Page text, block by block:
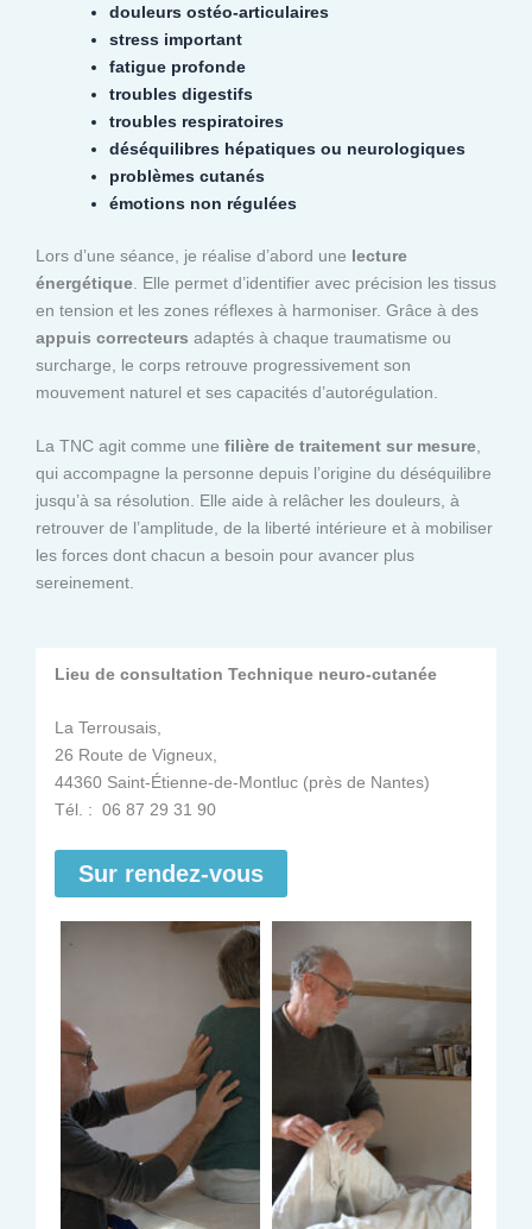
douleurs ostéo-articulaires
stress important
fatigue profonde
troubles digestifs
troubles respiratoires
déséquilibres hépatiques ou neurologiques
problèmes cutanés
émotions non régulées
Lors d’une séance, je réalise d’abord une lecture
énergétique . Elle permet d’identifier avec précision les tissus
en tension et les zones réflexes à harmoniser. Grâce à des
appuis correcteurs adaptés à chaque traumatisme ou
surcharge, le corps retrouve progressivement son
mouvement naturel et ses capacités d’autorégulation.
La TNC agit comme une filière de traitement sur mesure,
qui accompagne la personne depuis l’origine du déséquilibre
jusqu’à sa résolution. Elle aide à relâcher les douleurs, à
retrouver de l’amplitude, de la liberté intérieure et à mobiliser
les forces dont chacun a besoin pour avancer plus
sereinement.
Lieu de consultation Technique neuro-cutanée
La Terrousais,
26 Route de Vigneux,
44360 Saint-Étienne-de-Montluc (près de Nantes)
Tél. : 06 87 29 31 90
Sur rendez-vous